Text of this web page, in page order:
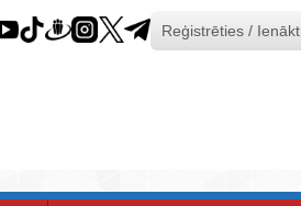
Reģistrēties / Ienākt